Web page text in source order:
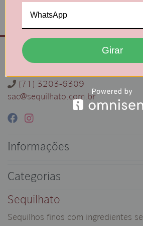
Comprar
Contatos
(71) 3203-6309
sac@sequilhato.com.br
Informações
Categorias
Sequilhato
Sequilhos finos com ingredientes
Girar